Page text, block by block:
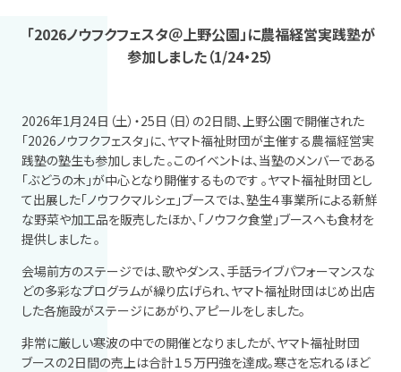
「2026ノウフクフェスタ＠上野公園」に農福経営実践塾が
参加しました（1/24・25）
2026年1月24日（土）・25日（日）の2日間、上野公園で開催された
「2026ノウフクフェスタ」に、ヤマト福祉財団が主催する農福経営実
践塾の塾生も参加しました。このイベントは、当塾のメンバーである
「ぶどうの木」が中心となり開催するものです 。ヤマト福祉財団とし
て出展した「ノウフクマルシェ」ブースでは、塾生４事業所による新鮮
な野菜や加工品を販売したほか、「ノウフク食堂」ブースへも食材を
提供しました。
会場前方のステージでは、歌やダンス、手話ライブパフォーマンスな
どの多彩なプログラムが繰り広げられ、ヤマト福祉財団はじめ出店
した各施設がステージにあがり、アピールをしました。
非常に厳しい寒波の中での開催となりましたが、ヤマト福祉財団
ブースの2日間の売上は合計１５万円強を達成。寒さを忘れるほど